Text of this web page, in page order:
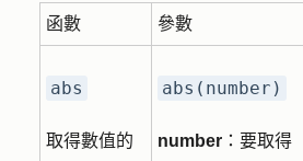
函數 參數
abs
取得數值的
abs(number)
number ：要取得